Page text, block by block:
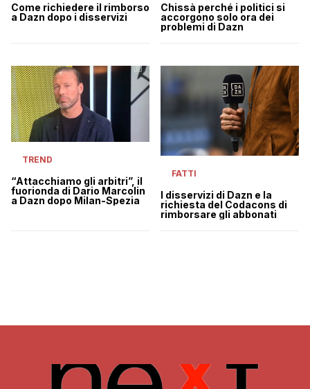
Come richiedere il rimborso
a Dazn dopo i disservizi
Chissà perché i politici si
accorgono solo ora dei
problemi di Dazn
TREND
“Attacchiamo gli arbitri”, il
fuorionda di Dario Marcolin
a Dazn dopo Milan-Spezia
FATTI
I disservizi di Dazn e la
richiesta del Codacons di
rimborsare gli abbonati